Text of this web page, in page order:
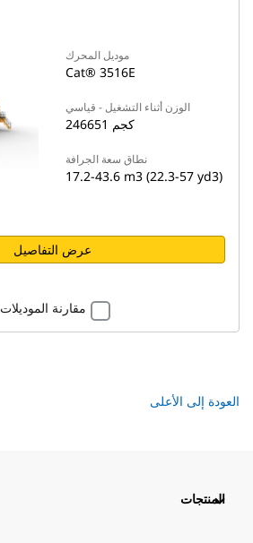
موديل المحرك
Cat® 3516E
الوزن أثناء التشغيل - قياسي
246651 كجم
نطاق سعة الجرافة
17.2-43.6 m3 (22.3-57 yd3)
عرض التفاصيل
مقارنة الموديلات
العودة إلى الأعلى
المنتجات